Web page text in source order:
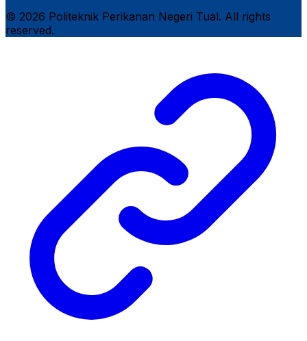
© 2026 Politeknik Perikanan Negeri Tual. All rights
reserved.